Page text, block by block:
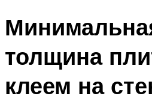
толщина
клеем на